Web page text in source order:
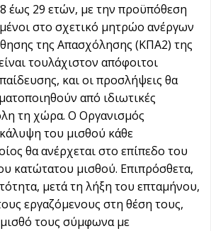
έως 29 ετών, με την προϋπόθεση
στο σχετικό μητρώο ανέργων
της Απασχόλησης (ΚΠΑ2) της
τουλάχιστον απόφοιτοι
και οι προσλήψεις θα
από ιδιωτικές
τη χώρα. Ο Οργανισμός
του μισθού κάθε
θα ανέρχεται στο επίπεδο του
κατώτατου μισθού. Επιπρόσθετα,
μετά τη λήξη του επταμήνου,
εργαζόμενους στη θέση τους,
τους σύμφωνα με